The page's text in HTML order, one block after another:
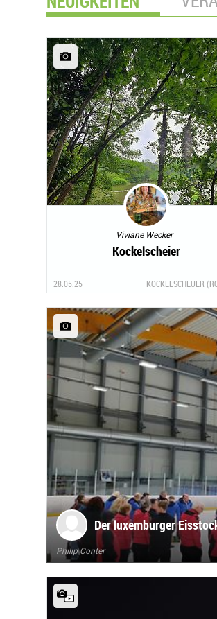
Viviane Wecker
Kockelscheier
28.05.25 KOCKELSCHEUER
Der luxemburger
Philip Conter